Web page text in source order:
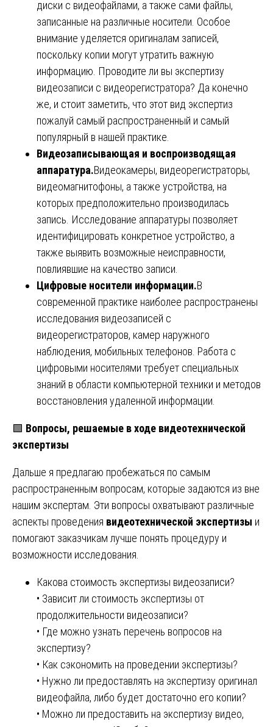
диски с видеофайлами, а также сами файлы,
записанные на различные носители. Особое
внимание уделяется оригиналам записей,
поскольку копии могут утратить важную
информацию. Проводите ли вы экспертизу
видеозаписи с видеорегистратора? Да конечно
же, и стоит заметить, что этот вид экспертиз
пожалуй самый распространенный и самый
популярный в нашей практике.
Видеозаписывающая и воспроизводящая
аппаратура.Видеокамеры, видеорегистраторы,
видеомагнитофоны, а также устройства, на
которых предположительно производилась
запись. Исследование аппаратуры позволяет
идентифицировать конкретное устройство, а
также выявить возможные неисправности,
повлиявшие на качество записи.
Цифровые носители информации.В
современной практике наиболее распространены
исследования видеозаписей с
видеорегистраторов, камер наружного
наблюдения, мобильных телефонов. Работа с
цифровыми носителями требует специальных
знаний в области компьютерной техники и методов
восстановления удаленной информации.
🟩 Вопросы, решаемые в ходе видеотехнической
экспертизы
Дальше я предлагаю пробежаться по самым
распространенным вопросам, которые задаются из вне
нашим экспертам. Эти вопросы охватывают различные
аспекты проведения видеотехнической экспертизы и
помогают заказчикам лучше понять процедуру и
возможности исследования.
Какова стоимость экспертизы видеозаписи?
• Зависит ли стоимость экспертизы от
продолжительности видеозаписи?
• Где можно узнать перечень вопросов на
экспертизу?
• Как сэкономить на проведении экспертизы?
• Нужно ли предоставлять на экспертизу оригинал
видеофайла, либо будет достаточно его копии?
• Можно ли предоставить на экспертизу видео,